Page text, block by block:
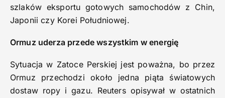
szlaków eksportu gotowych samochodów z Chin,
Japonii czy Korei Południowej.
Ormuz uderza przede wszystkim w energię
Sytuacja w Zatoce Perskiej jest poważna, bo przez
Ormuz przechodzi około jedna piąta światowych
dostaw ropy i gazu. Reuters opisywał w ostatnich